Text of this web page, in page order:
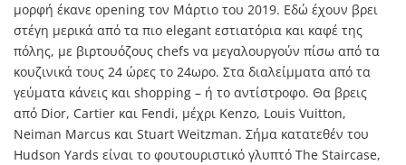
μορφή έκανε opening τον Μάρτιο του 2019. Εδώ έχουν βρει
στέγη μερικά από τα πιο elegant εστιατόρια και καφέ της
πόλης, με βιρτουόζους chefs να μεγαλουργούν πίσω από τα
κουζινικά τους 24 ώρες το 24ωρο. Στα διαλείμματα από τα
γεύματα κάνεις και shopping – ή το αντίστροφο. Θα βρεις
από Dior, Cartier και Fendi, μέχρι Kenzo, Louis Vuitton,
Neiman Marcus και Stuart Weitzman. Σήμα κατατεθέν του
Hudson Yards είναι το φουτουριστικό γλυπτό The Staircase,